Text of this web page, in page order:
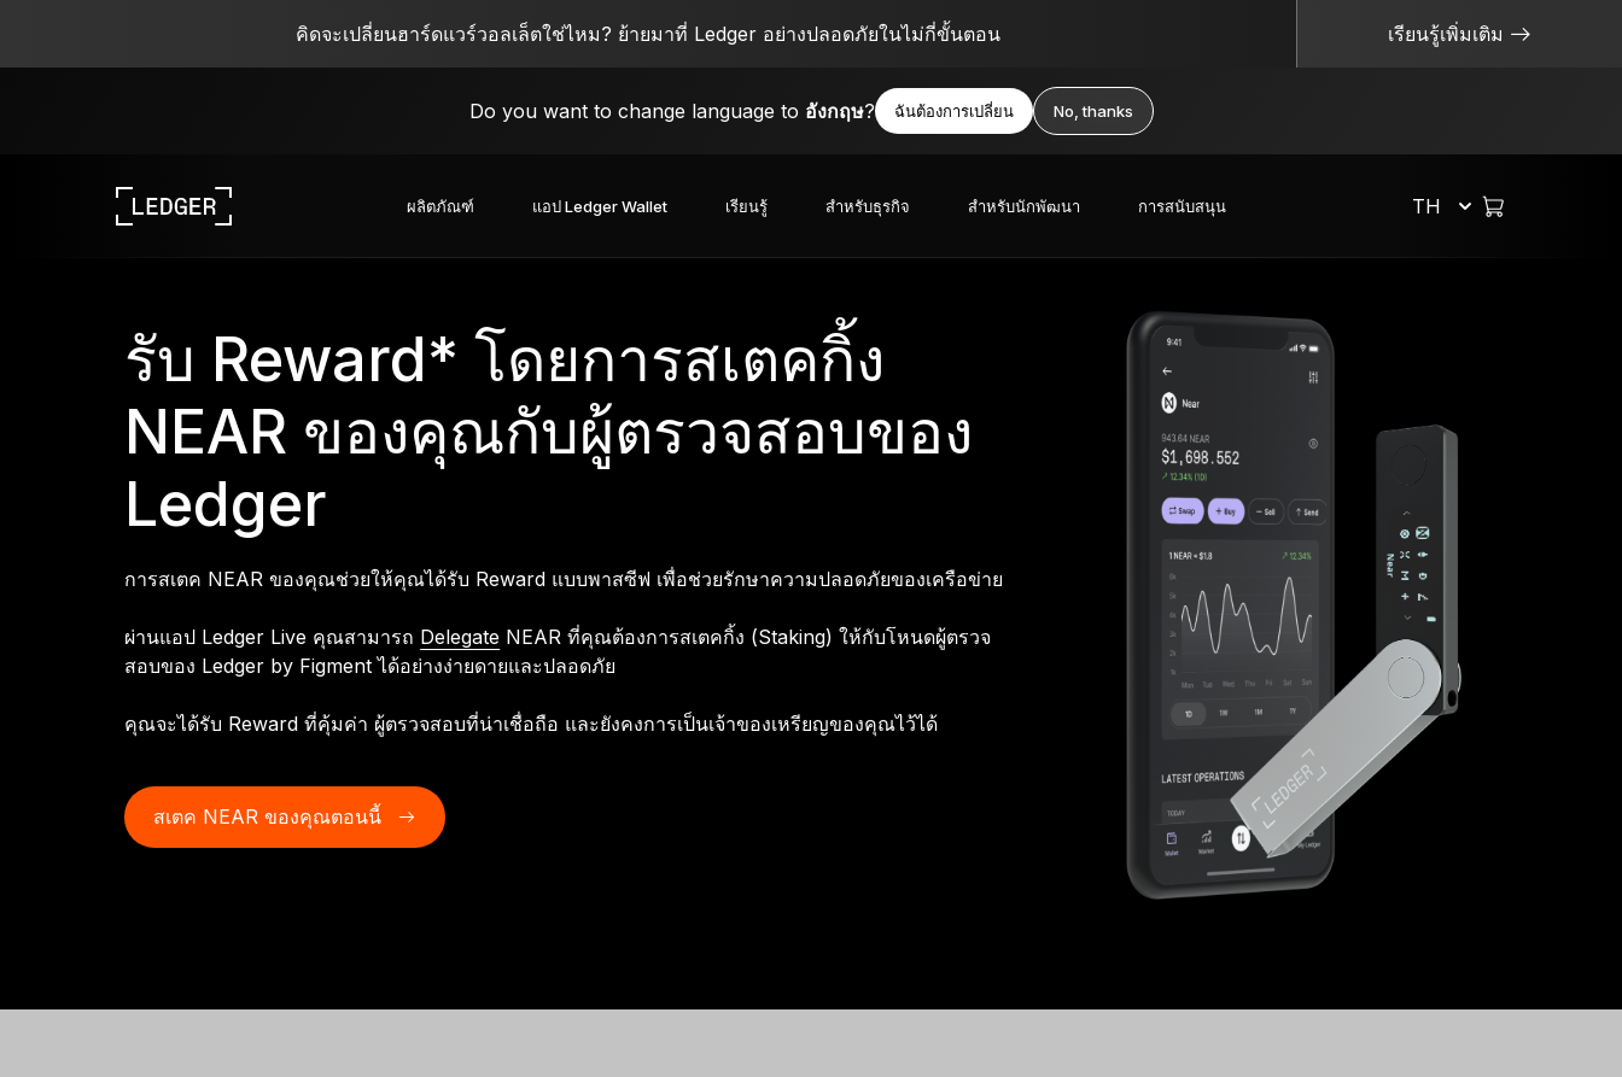
คิดจะเปลี่ยนฮาร์ดแวร์วอลเล็ตใช่ไหม? ย้ายมาที่ Ledger อย่างปลอดภัยในไม่กี่ขั้นตอน เรียนรู้เพิ่มเติม
Do you want to change language to อังกฤษ? ฉันต้องการเปลี่ยน No, thanks
ผลิตภัณฑ์
ดูอุปกรณ์ของเรา
Ledger Stax Ledger Flex
สีใหม่ล่าสุด
มาตรฐาน
เลือกช็อป
Hardware Wallet
แพ็กเกจหรือเซ็ต
อุปกรณ์เสริม
รุ่นลิมิเต็ด
Compare Ledger signers
แอป Ledger Wallet
ระบบนิเวศของ Ledger
แอป Ledger Wallet
Web3
Ledger Agent Stack
อุปกรณ์ลงนามจัดการธุรกรรม
ระบบสำรองวลีกู้คืน
ข้อมูลหลากหลายรูปแบบ
การ์ด
โตเป็นหลักประกัน
จัดการคริปโตอย่างปลอดภัย
Bitcoin Wallet
Ethereum Wallet
Solana Wallet
สวอปคริปโต
All supported crypto
เรียนรู้
เรียนรู้เกี่ยวกับ Web3
Ledger Academy
Web3 อย่างปลอดภัย
Ledger Quest
ทำภารกิจ Web3 และรับ NFT
บล็อก
Ledger ทั้งหมด
แหล่งข้อมูลที่มีประโยชน์
จะเกิดอะไรขึ้นหากฉันทำ Ledger หาย?
ไม่ใช่คีย์ของคุณ ไม่ใช่เหรียญของคุณ
Cold Wallet คืออะไร?
Private Key คืออะไร?
คริปโตวอลเล็ตคืออะไร?
สำหรับธุรกิจ
ร่วมงานกับ Ledger
Ledger Enterprise
แบบครบวงจรสำหรับสถาบัน
Ledger Multisig
ย้ายเงินมูลค่าหลายล้าน
พาร์ทเนอร์ของ Ledger
เป็นตัวแทนจำหน่ายหรือ
Affiliate ของ Ledger
พันธมิตรทางธุรกิจแบบ
Co-brand กับ Ledger
โอกาสในการปรับแต่งอุปกรณ์
สำหรับนักพัฒนา การสนับสนุน
ดูอุปกรณ์ของเรา
Ledger Stax Ledger Flex
Ledger NanoGen5 Ledger Nanoรุ่น
Hardware Wallet
TH
รับ Reward* โดยการสเตคกิ้ง
NEAR ของคุณกับผู้ตรวจสอบของ
Ledger
การสเตค NEAR ของคุณช่วยให้คุณได้รับ Reward แบบพาสซีฟ เพื่อช่วยรักษาความปลอดภัยของเครือข่าย
ผ่านแอป Ledger Live คุณสามารถ Delegate NEAR ที่คุณต้องการสเตคกิ้ง (Staking) ให้กับโหนดผู้ตรวจ
สอบของ Ledger by Figment ได้อย่างง่ายดายและปลอดภัย
คุณจะได้รับ Reward ที่คุ้มค่า ผู้ตรวจสอบที่น่าเชื่อถือ และยังคงการเป็นเจ้าของเหรียญของคุณไว้ได้
สเตค NEAR ของคุณตอนนี้